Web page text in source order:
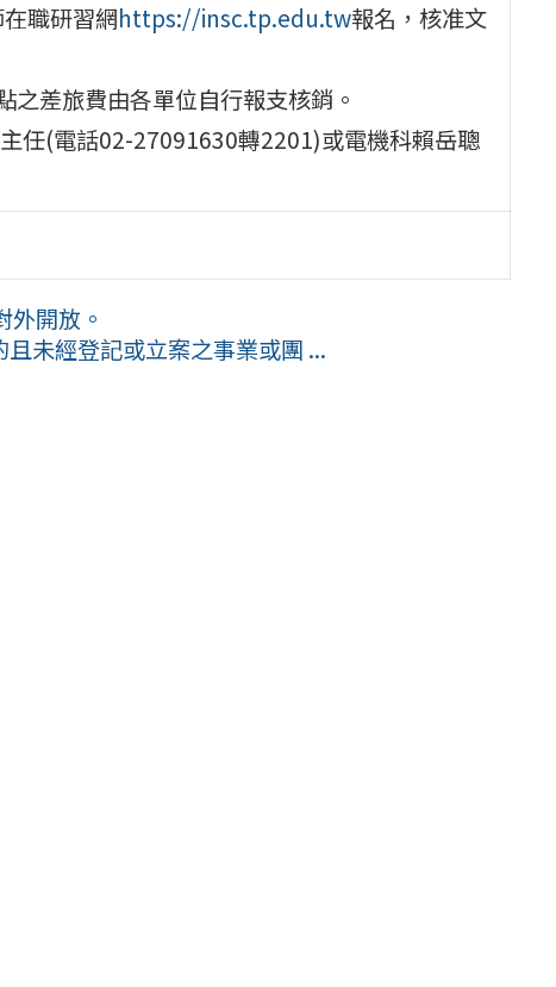
職研習網https://insc.tp.edu.tw報名，核准文
差旅費由各單位自行報支核銷。
任(電話02-27091630轉2201)或電機科賴岳聰
開放。
且未經登記或立案之事業或團 ...